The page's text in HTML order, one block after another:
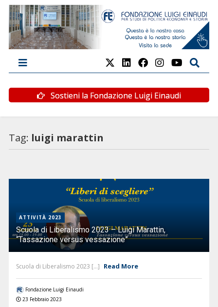
Sostieni la Fondazione Luigi Einaudi
Tag: luigi marattin
ATTIVITÀ 2023
Scuola di Liberalismo 2023 – Luigi Marattin,
“Tassazione versus vessazione”
Scuola di Liberalismo 2023 [...] Read More
Fondazione Luigi Einaudi
23 Febbraio 2023